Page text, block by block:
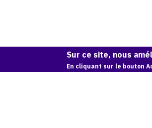
Sur ce site, nous
En cliquant sur le bouton